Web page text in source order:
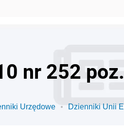
nr 252
Urzędowe Dzienniki Unii